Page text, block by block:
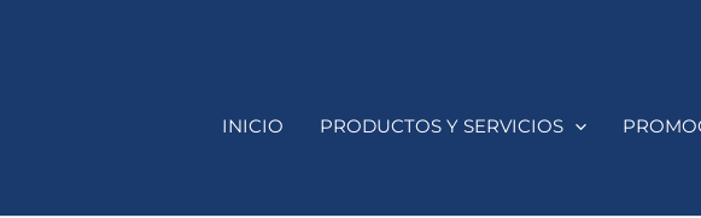
INICIO PRODUCTOS Y SERVICIOS